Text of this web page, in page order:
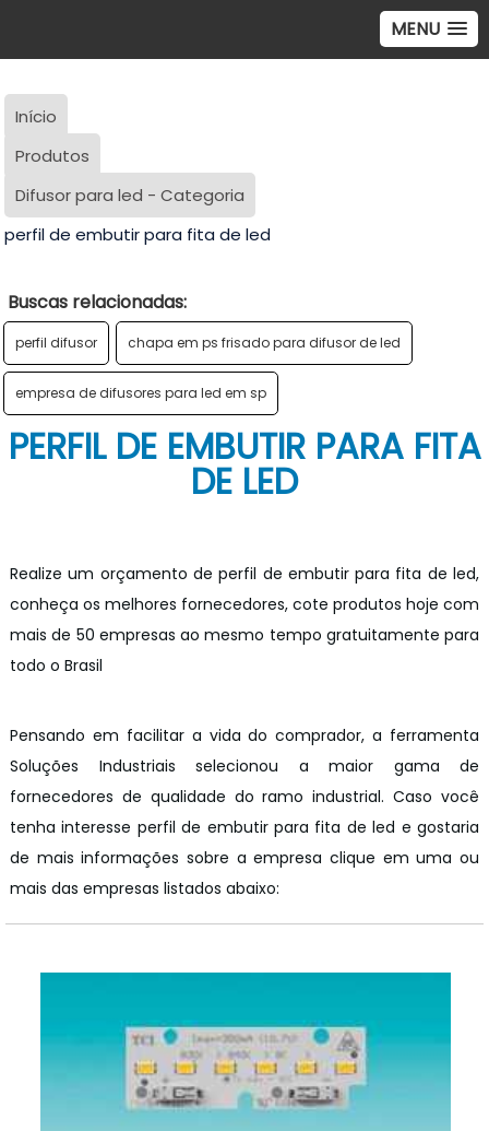
MENU
Início
Produtos
Difusor para led - Categoria
perfil de embutir para fita de led
Buscas relacionadas:
perfil difusor chapa em ps frisado para difusor de led
empresa de difusores para led em sp
PERFIL DE EMBUTIR PARA FITA
DE LED
Realize um orçamento de perfil de embutir para fita de led,
conheça os melhores fornecedores, cote produtos hoje com
mais de 50 empresas ao mesmo tempo gratuitamente para
todo o Brasil
Pensando em facilitar a vida do comprador, a ferramenta
Soluções Industriais selecionou a maior gama de
fornecedores de qualidade do ramo industrial. Caso você
tenha interesse perfil de embutir para fita de led e gostaria
de mais informações sobre a empresa clique em uma ou
mais das empresas listados abaixo: